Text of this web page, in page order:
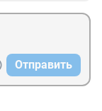
Отправить